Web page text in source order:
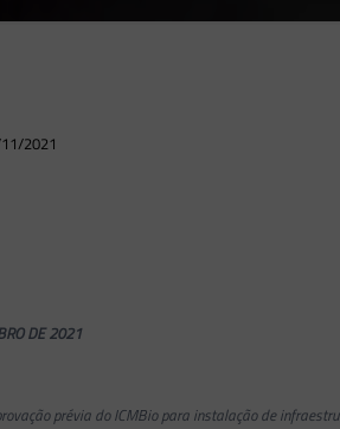
2021
DE 2021
prévia do ICMBio para instalação de